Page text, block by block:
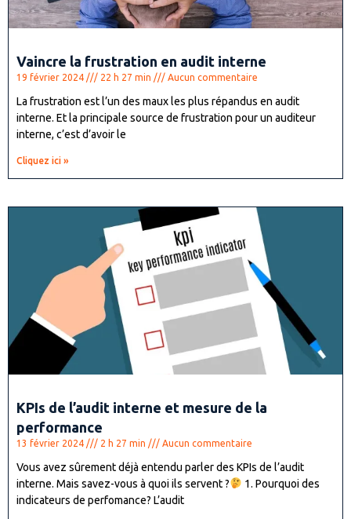
Vaincre la frustration en audit interne
19 février 2024 22 h 27 min Aucun commentaire
La frustration est l’un des maux les plus répandus en audit
interne. Et la principale source de frustration pour un auditeur
interne, c’est d’avoir le
Cliquez ici »
KPIs de l’audit interne et mesure de la
performance
13 février 2024 2 h 27 min Aucun commentaire
Vous avez sûrement déjà entendu parler des KPIs de l’audit
interne. Mais savez-vous à quoi ils servent ?
1. Pourquoi des
indicateurs de perfomance? L’audit